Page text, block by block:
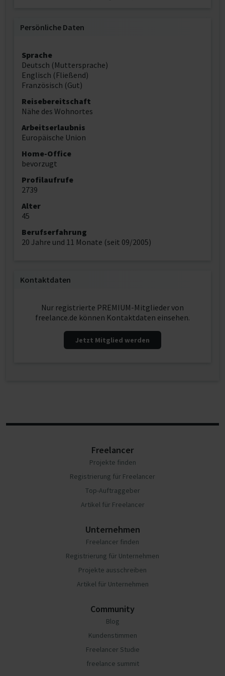
Persönliche Daten
Sprache
Deutsch (Muttersprache)
Englisch (Fließend)
Französisch (Gut)
Reisebereitschaft
Nähe des Wohnortes
Arbeitserlaubnis
Europäische Union
Home-Office
bevorzugt
Profilaufrufe
2739
Alter
45
Berufserfahrung
20 Jahre und 11 Monate (seit 09/2005)
Kontaktdaten
Nur registrierte PREMIUM-Mitglieder von
freelance.de können Kontaktdaten einsehen.
Jetzt Mitglied werden
Freelancer
Projekte finden
Registrierung für Freelancer
Top-Auftraggeber
Artikel für Freelancer
Unternehmen
Freelancer finden
Registrierung für Unternehmen
Projekte ausschreiben
Artikel für Unternehmen
Community
Blog
Kundenstimmen
Freelancer Studie
freelance summit